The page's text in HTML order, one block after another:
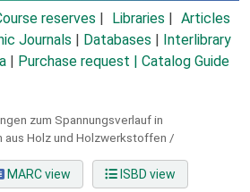
reserves Libraries
Articles
Journals Databases
Interlibrary
Purchase request | Catalog Guide
zum Spannungsverlauf in
aus Holz und Holzwerkstoffen /
MARC view ISBD view